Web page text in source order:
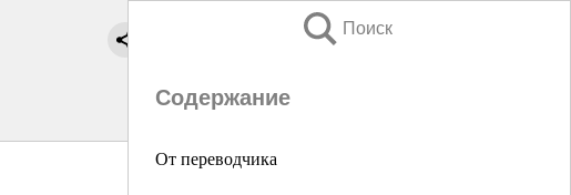
Поиск
Содержание
От переводчика